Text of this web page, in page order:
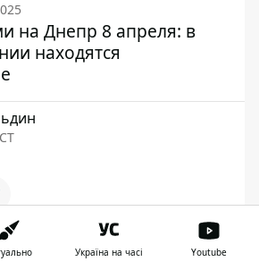
на Днепр 8 апреля: в
находятся
Україна на часі Youtube